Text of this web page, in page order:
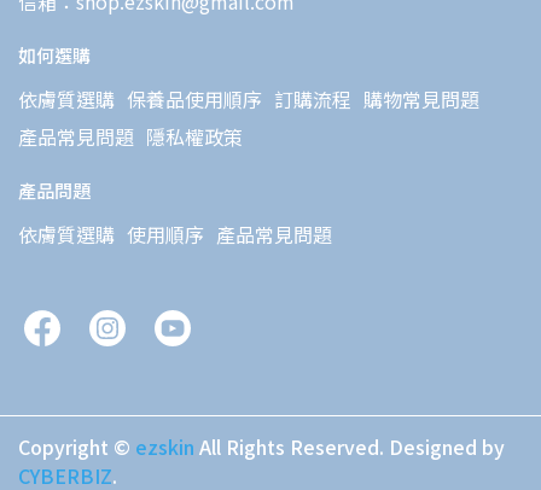
如何選購
依膚質選購 保養品使用順序 訂購流程 購物常見問題
產品常見問題 隱私權政策
產品問題
依膚質選購 使用順序 產品常見問題
Copyright © ezskin All Rights Reserved. Designed by
CYBERBIZ.